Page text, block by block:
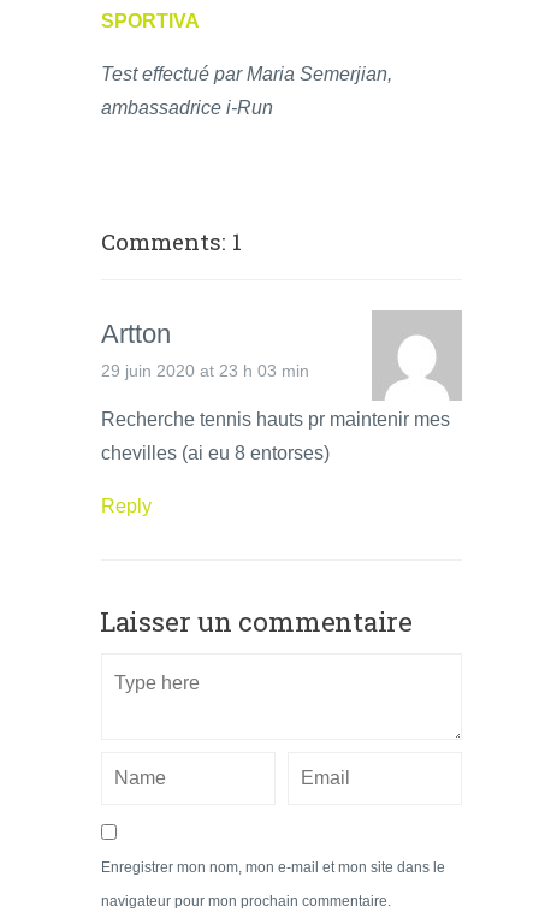
SPORTIVA
Test effectué par Maria Semerjian,
ambassadrice i-Run
Comments: 1
Artton
29 juin 2020 at 23 h 03 min
Recherche tennis hauts pr maintenir mes
chevilles (ai eu 8 entorses)
Reply
Laisser un commentaire
Enregistrer mon nom, mon e-mail et mon site dans le
navigateur pour mon prochain commentaire.